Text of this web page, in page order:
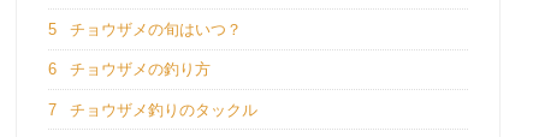
5 チョウザメの旬はいつ？
6 チョウザメの釣り方
7 チョウザメ釣りのタックル